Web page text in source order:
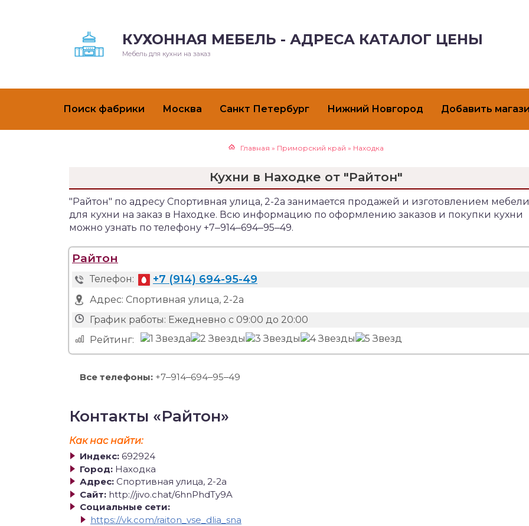
КУХОННАЯ МЕБЕЛЬ - АДРЕСА КАТАЛОГ ЦЕНЫ
Мебель для кухни на заказ
Поиск фабрики Москва Санкт Петербург Нижний Новгород Добавить
Главная » Приморский край » Находка
Кухни в Находке от "Райтон"
"Райтон" по адресу Спортивная улица, 2-2а занимается продажей и изготовлением мебели
для кухни на заказ в Находке. Всю информацию по оформлению заказов и покупки кухни
можно узнать по телефону +7‒914‒694‒95‒49.
Райтон
Телефон: +7 (914) 694-95-49
Адрес: Спортивная улица, 2-2а
График работы: Ежедневно с 09:00 до 20:00
Рейтинг:
Все телефоны: +7‒914‒694‒95‒49
Контакты «Райтон»
Как нас найти:
Индекс: 692924
Город: Находка
Адрес: Спортивная улица, 2-2а
Сайт: http://jivo.chat/6hnPhdTy9A
Социальные сети:
https://vk.com/raiton_vse_dlia_sna